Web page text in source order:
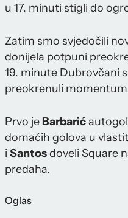
u 17. minuti stigli do
Zatim smo svjedočili
donijela potpuni
19. minute Dubrovčani
preokrenuli
Prvo je Barbarić
domaćih golova u
i Santosdoveli Square
predaha.
Oglas